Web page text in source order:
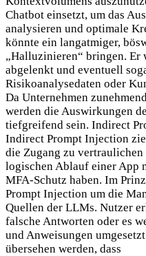
Chatbot einsetzt, um das
analysieren und optimale
könnte ein langatmiger,
„Halluzinieren“ bringen. Er
abgelenkt und eventuell
Risikoanalysedaten oder
Da Unternehmen
werden die Auswirkungen
tiefgreifend sein. Indirect
Indirect Prompt Injection
die Zugang zu
logischen Ablauf einer App
MFA-Schutz haben. Im
Prompt Injection um die
Quellen der LLMs. Nutzer
falsche Antworten oder es
und Anweisungen
übersehen werden, dass